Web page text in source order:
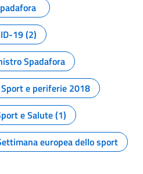
19 (2)
Spadafora
Sport e periferie 2018
e Salute (1)
europea dello sport